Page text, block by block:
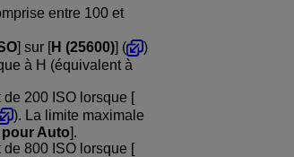
entre 100 et
] sur [H (25600)] (
)
à H (équivalent à
200 ISO lorsque [
). La limite maximale
pour Auto].
800 ISO lorsque [